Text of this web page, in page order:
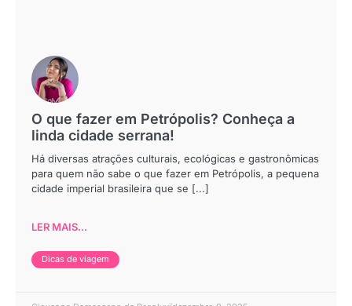
O que fazer em Petrópolis? Conheça a
linda cidade serrana!
Há diversas atrações culturais, ecológicas e gastronômicas
para quem não sabe o que fazer em Petrópolis, a pequena
cidade imperial brasileira que se [...]
LER MAIS...
Dicas de viagem